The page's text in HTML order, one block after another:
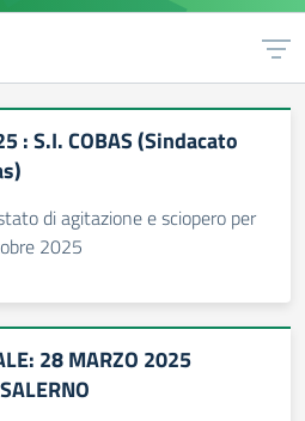
: S.I. COBAS (Sindacato
di agitazione e sciopero per
2025
28 MARZO 2025